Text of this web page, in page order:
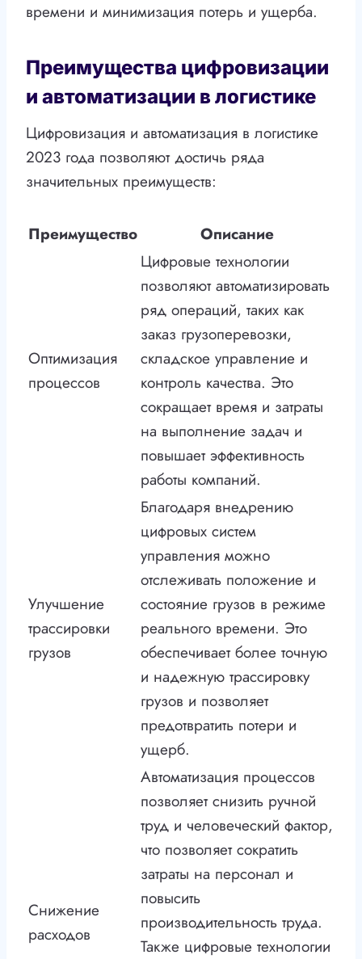
времени и минимизация потерь и ущерба.
Преимущества цифровизации
и автоматизации в логистике
Цифровизация и автоматизация в логистике
2023 года позволяют достичь ряда
значительных преимуществ:
Преимущество Описание
Оптимизация
процессов
Цифровые технологии
позволяют автоматизировать
ряд операций, таких как
заказ грузоперевозки,
складское управление и
контроль качества. Это
сокращает время и затраты
на выполнение задач и
повышает эффективность
работы компаний.
Улучшение
трассировки
грузов
Благодаря внедрению
цифровых систем
управления можно
отслеживать положение и
состояние грузов в режиме
реального времени. Это
обеспечивает более точную
и надежную трассировку
грузов и позволяет
предотвратить потери и
ущерб.
Снижение
расходов
Автоматизация процессов
позволяет снизить ручной
труд и человеческий фактор,
что позволяет сократить
затраты на персонал и
повысить
производительность труда.
Также цифровые технологии